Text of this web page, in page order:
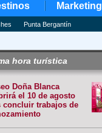
Marketing
Punta Bergantín
hora turística
Doña Blanca
el 10 de agosto
concluir trabajos de